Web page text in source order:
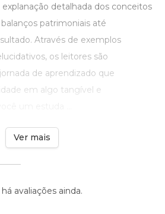
detalhada dos conceitos
patrimoniais até
Através de exemplos
os leitores são
de aprendizado que
em algo tangível e
Ver mais
avaliações ainda.